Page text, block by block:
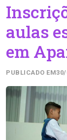
aulas
em
PUBLICADO EM